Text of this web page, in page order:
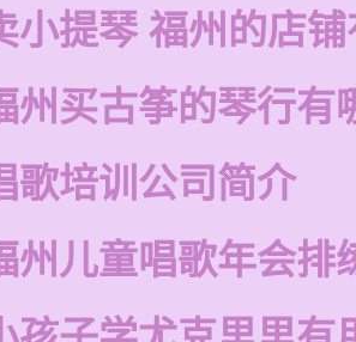
小提琴 福州的店
州买古筝的琴行有
歌培训公司简介
州儿童唱歌年会排